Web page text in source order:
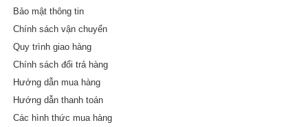
Bảo mật thông tin
Chính sách vận chuyển
Quy trình giao hàng
Chính sách đổi trả hàng
Hướng dẫn mua hàng
Hướng dẫn thanh toán
Các hình thức mua hàng